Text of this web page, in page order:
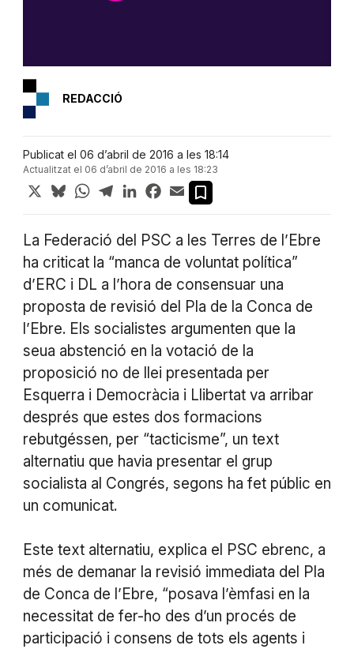
REDACCIÓ
Publicat el 06 d’abril de 2016 a les 18:14
Actualitzat el 06 d’abril de 2016 a les 18:23
X BlueskyWhatsApp
TelegramLinkedInFacebook
Email
La Federació del PSC a les Terres de l’Ebre
ha criticat la “manca de voluntat política”
d’ERC i DL a l’hora de consensuar una
proposta de revisió del Pla de la Conca de
l’Ebre. Els socialistes argumenten que la
seua abstenció en la votació de la
proposició no de llei presentada per
Esquerra i Democràcia i Llibertat va arribar
després que estes dos formacions
rebutgéssen, per “tacticisme”, un text
alternatiu que havia presentar el grup
socialista al Congrés, segons ha fet públic en
un comunicat.
Este text alternatiu, explica el PSC ebrenc, a
més de demanar la revisió immediata del Pla
de Conca de l’Ebre, “posava l’èmfasi en la
necessitat de fer-ho des d’un procés de
participació i consens de tots els agents i